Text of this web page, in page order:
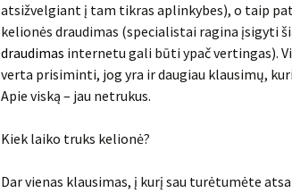
atsižvelgiant į tam tikras aplinkybes), o taip
kelionės draudimas (specialistai ragina įsigyti
draudimas internetu gali būti ypač vertingas).
verta prisiminti, jog yra ir daugiau klausimų,
Apie viską – jau netrukus.
Kiek laiko truks kelionė?
Dar vienas klausimas, į kurį sau turėtumėte